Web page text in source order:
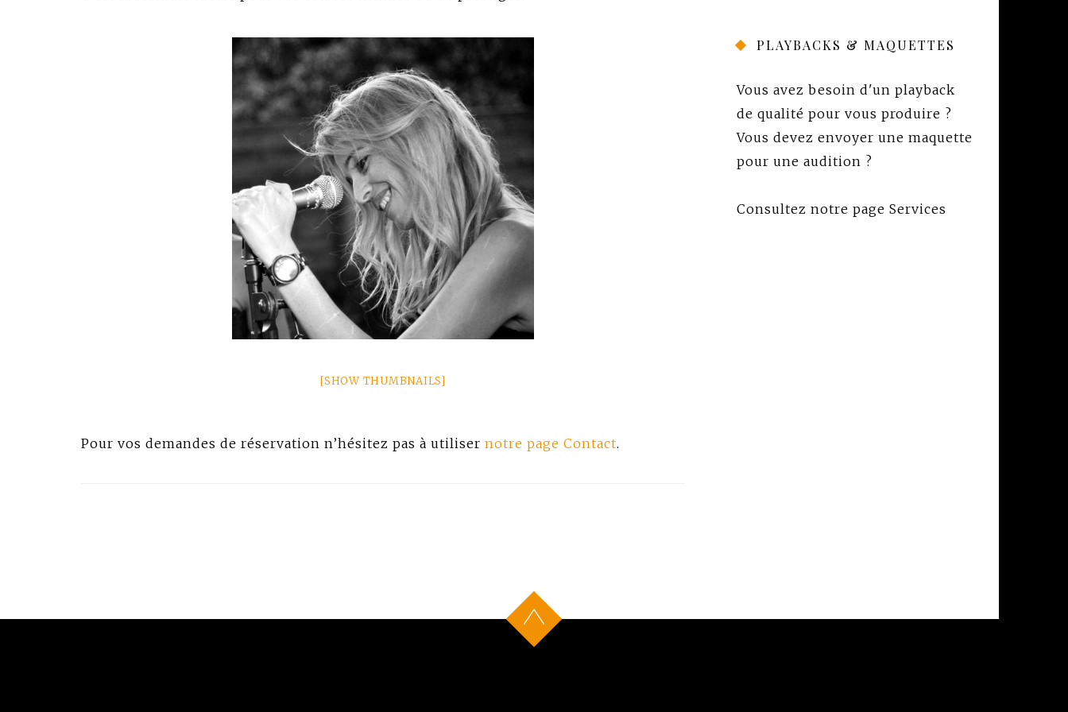
[SHOW THUMBNAILS]
Pour vos demandes de réservation n’hésitez pas à utiliser notre page Contact.
PLAYBACKS & MAQUETTES
Vous avez besoin d'un playback
de qualité pour vous produire ?
Vous devez envoyer une maquette
pour une audition ?
Consultez notre page Services